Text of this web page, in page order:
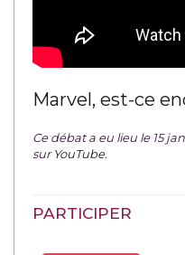
Marvel, est-ce
Ce débat a eu lieu le 15
surYouTube.
PARTICIPER